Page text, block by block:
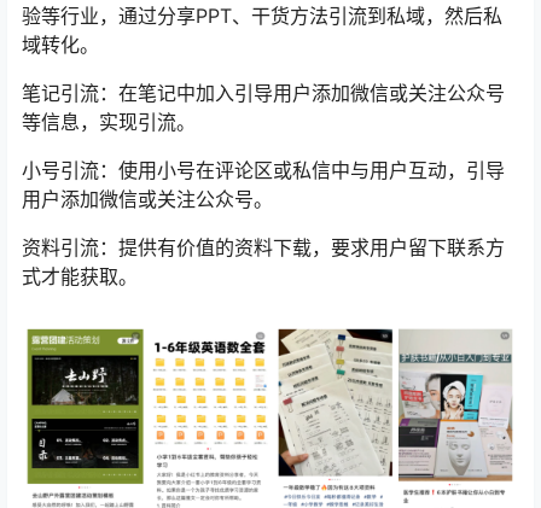
验等行业，通过分享PPT、干货方法引流到私域，然后私
域转化。
笔记引流：在笔记中加入引导用户添加微信或关注公众号
等信息，实现引流。
小号引流：使用小号在评论区或私信中与用户互动，引导
用户添加微信或关注公众号。
资料引流：提供有价值的资料下载，要求用户留下联系方
式才能获取。